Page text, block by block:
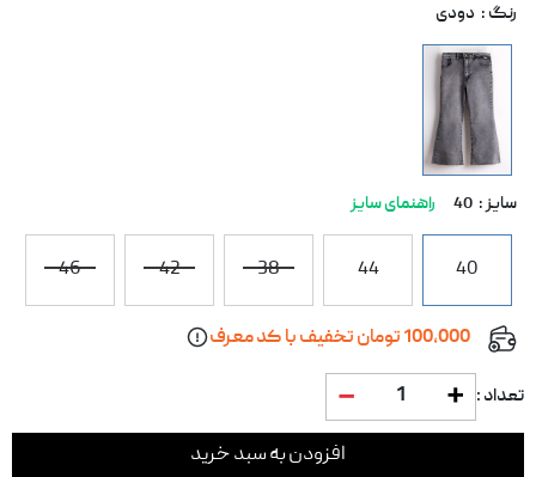
رنگ : دودی
سایز : 40 راهنمای سایز
40
44
38
42
46
100,000 تومان تخفیف با کد معرف
تعداد : 1
افزودن به سبد خرید